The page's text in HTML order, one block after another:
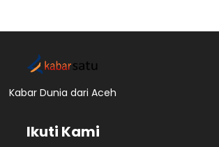
Kabar Dunia dari Aceh
Ikuti Kami